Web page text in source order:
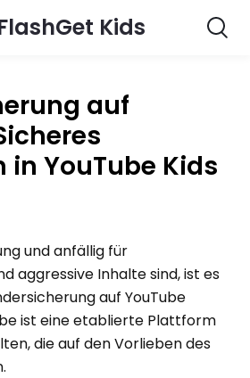
Kids
auf
in YouTube Kids
und anfällig für
aggressive Inhalte sind, ist es
auf YouTube
ist eine etablierte Plattform
die auf den Vorlieben des